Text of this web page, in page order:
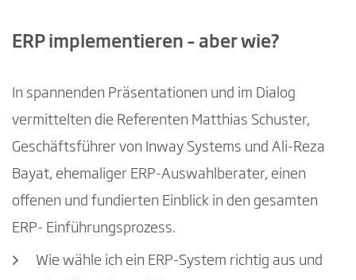
ERP implementieren – aber wie?
In spannenden Präsentationen und im Dialog
vermittelten die Referenten Matthias Schuster,
Geschäftsführer von Inway Systems und Ali-Reza
Bayat, ehemaliger ERP-Auswahlberater, einen
offenen und fundierten Einblick in den gesamten
ERP- Einführungsprozess.
Wie wähle ich ein ERP-System richtig aus und